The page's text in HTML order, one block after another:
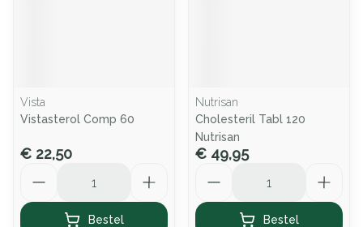
Vista
Vistasterol Comp 60
€ 22,50
Bestel
Nutrisan
Cholesteril Tabl 120
Nutrisan
€ 49,95
Bestel